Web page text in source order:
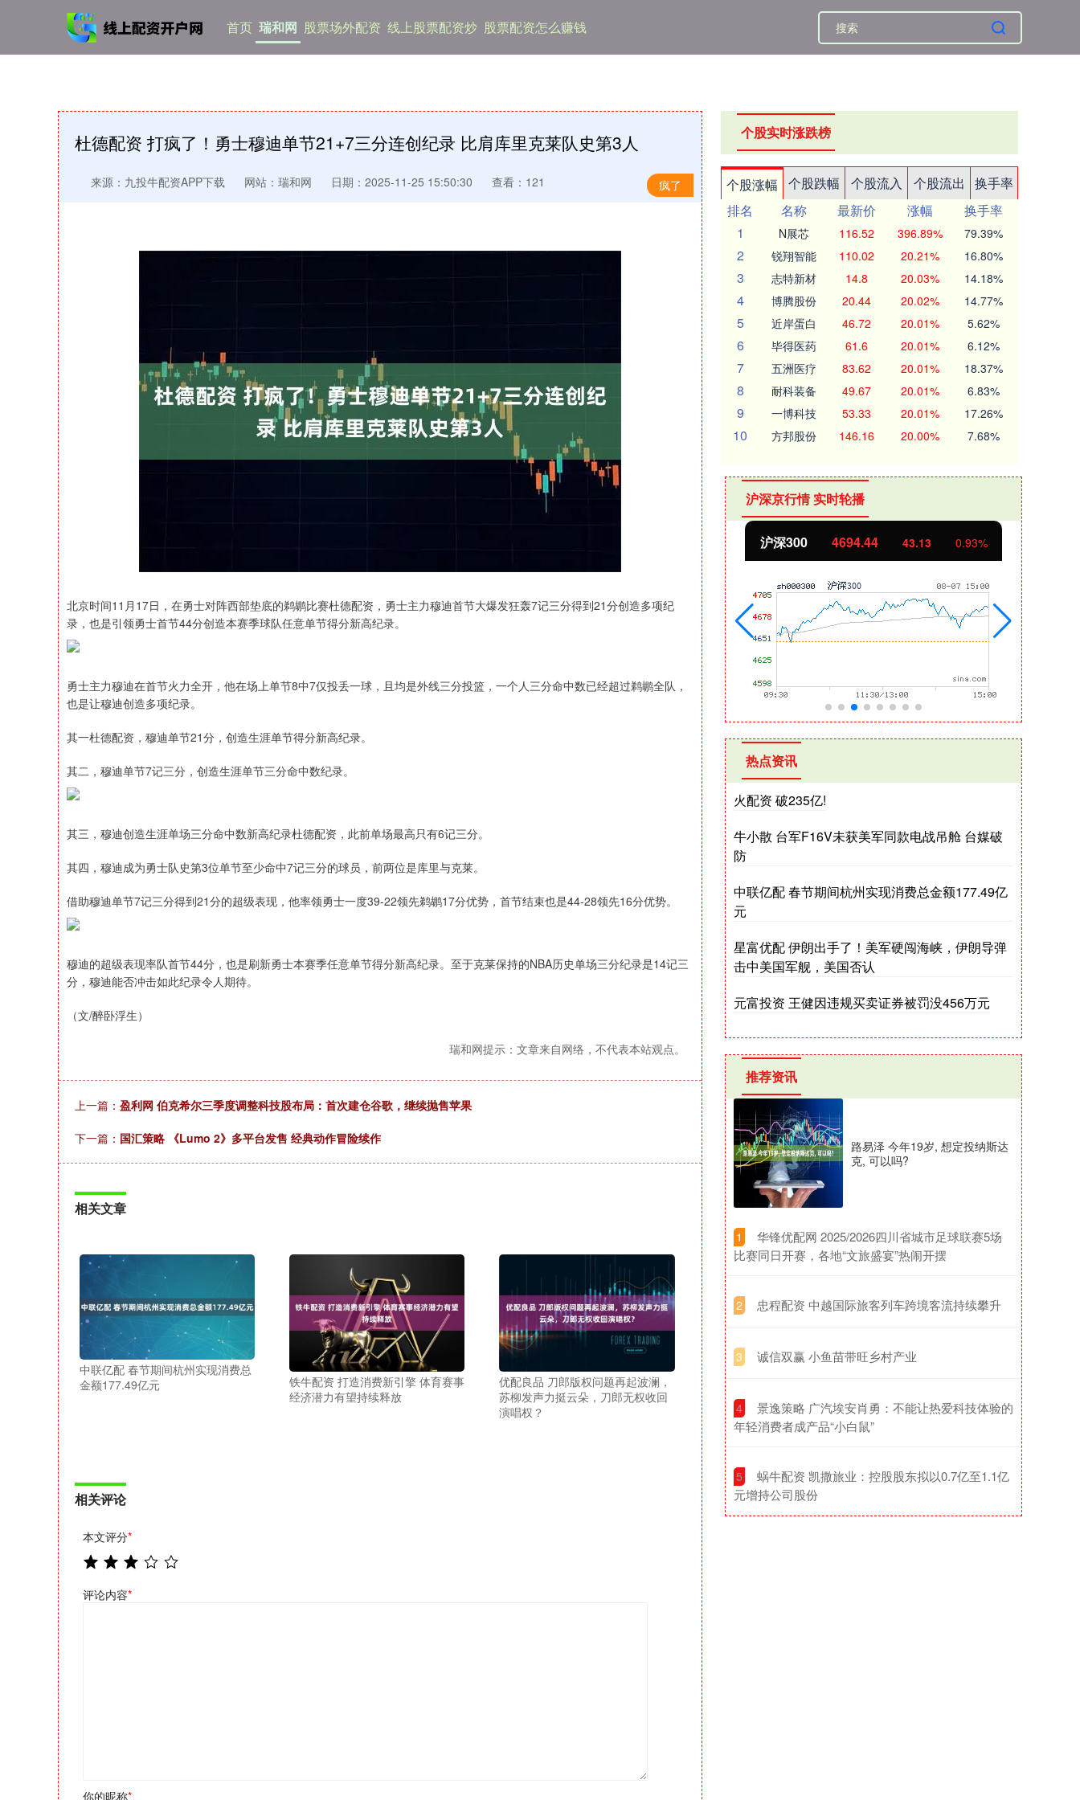
首页 瑞和网 股票场外配资 线上股票配资炒 股票配资怎么赚钱
杜德配资 打疯了！勇士穆迪单节21+7三分连创纪录 比肩库里克莱队史第3人
疯了
来源：九投牛配资APP下载 网站：瑞和网 日期：2025-11-25 15:50:30 查看：121
北京时间11月17日，在勇士对阵西部垫底的鹈鹕比赛杜德配资，勇士主力穆迪首节大爆发狂轰7记三分得到21分创造多项纪
录，也是引领勇士首节44分创造本赛季球队任意单节得分新高纪录。
勇士主力穆迪在首节火力全开，他在场上单节8中7仅投丢一球，且均是外线三分投篮，一个人三分命中数已经超过鹈鹕全队，
也是让穆迪创造多项纪录。
其一杜德配资，穆迪单节21分，创造生涯单节得分新高纪录。
其二，穆迪单节7记三分，创造生涯单节三分命中数纪录。
其三，穆迪创造生涯单场三分命中数新高纪录杜德配资，此前单场最高只有6记三分。
其四，穆迪成为勇士队史第3位单节至少命中7记三分的球员，前两位是库里与克莱。
借助穆迪单节7记三分得到21分的超级表现，他率领勇士一度39-22领先鹈鹕17分优势，首节结束也是44-28领先16分优势。
穆迪的超级表现率队首节44分，也是刷新勇士本赛季任意单节得分新高纪录。至于克莱保持的NBA历史单场三分纪录是14记三
分，穆迪能否冲击如此纪录令人期待。
（文/醉卧浮生）
瑞和网提示：文章来自网络，不代表本站观点。
上一篇： 盈利网 伯克希尔三季度调整科技股布局：首次建仓谷歌，继续抛售苹果
下一篇： 国汇策略 《Lumo 2》多平台发售 经典动作冒险续作
相关文章
中联亿配 春节期间杭州实现消费总
金额177.49亿元
铁牛配资 打造消费新引擎 体育赛事
经济潜力有望持续释放
优配良品 刀郎版权问题再起波澜，
苏柳发声力挺云朵，刀郎无权收回
演唱权？
相关评论
本文评分*
评论内容*
你的昵称*
个股实时涨跌榜
个股涨幅 个股跌幅 个股流入 个股流出
换手率
排名
名称 最新价 涨幅
换手率
1
N展芯 116.52 396.89% 79.39%
2 锐翔智能 110.02 20.21% 16.80%
3 志特新材 14.8 20.03% 14.18%
4 博腾股份 20.44 20.02% 14.77%
5 近岸蛋白 46.72 20.01% 5.62%
6 毕得医药 61.6 20.01% 6.12%
7 五洲医疗 83.62 20.01% 18.37%
8 耐科装备 49.67 20.01% 6.83%
9 一博科技 53.33 20.01% 17.26%
10 方邦股份 146.16 20.00% 7.68%
沪深京行情 实时轮播
北证50 1134.24 11.37 1.01%
热点资讯
火配资 破235亿!
牛小散 台军F16V未获美军同款电战吊舱 台媒破
防
中联亿配 春节期间杭州实现消费总金额177.49亿
元
星富优配 伊朗出手了！美军硬闯海峡，伊朗导弹
击中美国军舰，美国否认
元富投资 王健因违规买卖证券被罚没456万元
推荐资讯
路易泽 今年19岁, 想定投纳斯达
克, 可以吗?
1
​华锋优配网 2025/2026四川省城市足球联赛5场
比赛同日开赛，各地“文旅盛宴”热闹开摆
2 ​忠程配资 中越国际旅客列车跨境客流持续攀升
3 ​诚信双赢 小鱼苗带旺乡村产业
4
​景逸策略 广汽埃安肖勇：不能让热爱科技体验的
年轻消费者成产品“小白鼠”
5
​蜗牛配资 凯撒旅业：控股股东拟以0.7亿至1.1亿
元增持公司股份